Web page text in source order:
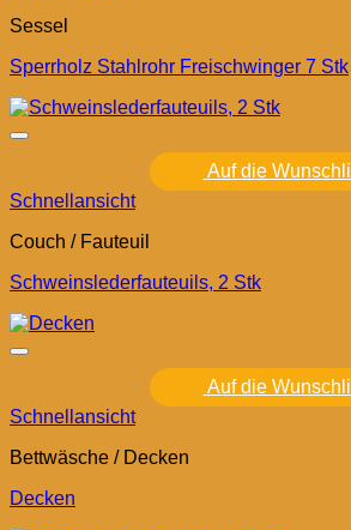
Sessel
Sperrholz Stahlrohr Freischwinger 7 Stk
Auf die
Schnellansicht
Couch / Fauteuil
Schweinslederfauteuils, 2 Stk
Auf die
Schnellansicht
Bettwäsche / Decken
Decken